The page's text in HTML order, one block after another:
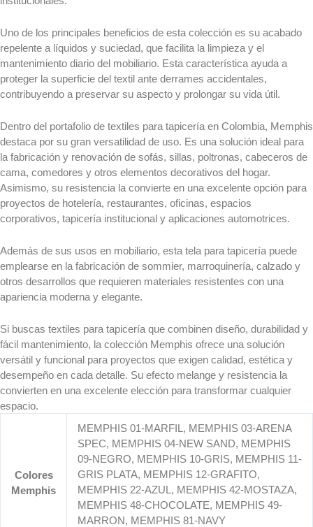
Innovación
Textiles
recubiertos
Tecnologías
Art
Home
Textil
Aqua
Amigable
Mascotas
+
Suave
+
Color
+
Libre
de
crueldad
animal
Ink
clean
PSE
Pagos
Zona
Clientes
Oekotex
Online
Blog
X
Uno de los principales beneficios de esta colección es su acabado
repelente a líquidos y suciedad, que facilita la limpieza y el
mantenimiento diario del mobiliario. Esta característica ayuda a
proteger la superficie del textil ante derrames accidentales,
contribuyendo a preservar su aspecto y prolongar su vida útil.
Dentro del portafolio de textiles para tapicería en Colombia, Memphis
destaca por su gran versatilidad de uso. Es una solución ideal para
la fabricación y renovación de sofás, sillas, poltronas, cabeceros de
cama, comedores y otros elementos decorativos del hogar.
Asimismo, su resistencia la convierte en una excelente opción para
proyectos de hotelería, restaurantes, oficinas, espacios
corporativos, tapicería institucional y aplicaciones automotrices.
Además de sus usos en mobiliario, esta tela para tapicería puede
emplearse en la fabricación de sommier, marroquinería, calzado y
otros desarrollos que requieren materiales resistentes con una
apariencia moderna y elegante.
Si buscas textiles para tapicería que combinen diseño, durabilidad y
fácil mantenimiento, la colección Memphis ofrece una solución
versátil y funcional para proyectos que exigen calidad, estética y
desempeño en cada detalle. Su efecto melange y resistencia la
convierten en una excelente elección para transformar cualquier
espacio.
Colores
Memphis
MEMPHIS 01-MARFIL, MEMPHIS 03-ARENA
SPEC, MEMPHIS 04-NEW SAND, MEMPHIS
09-NEGRO, MEMPHIS 10-GRIS, MEMPHIS 11-
GRIS PLATA, MEMPHIS 12-GRAFITO,
MEMPHIS 22-AZUL, MEMPHIS 42-MOSTAZA,
MEMPHIS 48-CHOCOLATE, MEMPHIS 49-
MARRON, MEMPHIS 81-NAVY